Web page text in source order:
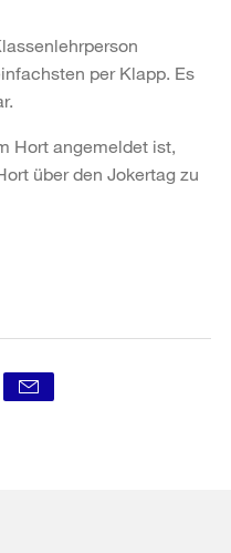
per Klapp. Es
Hort angemeldet ist,
über den Jokertag zu